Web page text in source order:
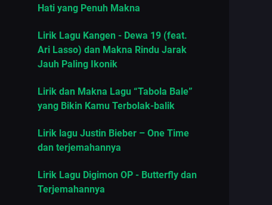
Hati yang Penuh Makna
Lirik Lagu Kangen - Dewa 19 (feat.
Ari Lasso) dan Makna Rindu Jarak
Jauh Paling Ikonik
Lirik dan Makna Lagu “Tabola Bale”
yang Bikin Kamu Terbolak-balik
Lirik lagu Justin Bieber – One Time
dan terjemahannya
Lirik Lagu Digimon OP - Butterfly dan
Terjemahannya